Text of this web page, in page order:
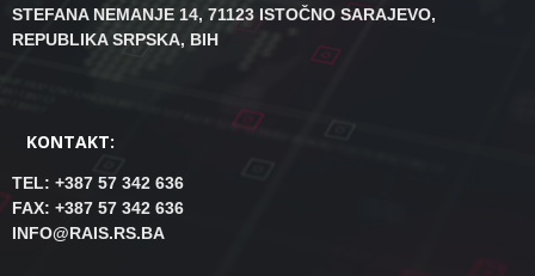
STEFANA NEMANJE 14, 71123 ISTOČNO SARAJEVO,
REPUBLIKA SRPSKA, BIH
KONTAKT:
TEL: +387 57 342 636
FAX: +387 57 342 636
INFO@RAIS.RS.BA